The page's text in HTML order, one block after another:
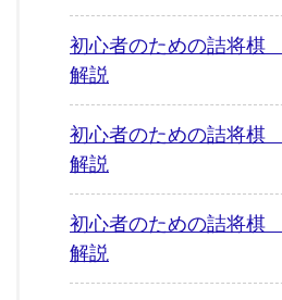
初心者のための詰将
解説
初心者のための詰将
解説
初心者のための詰将
解説